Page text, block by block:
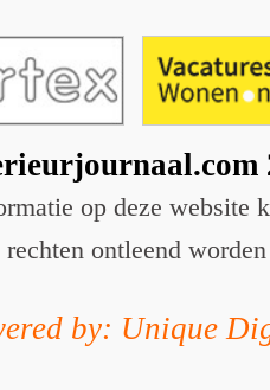
op deze website
rechten ontleend worden
by: Unique